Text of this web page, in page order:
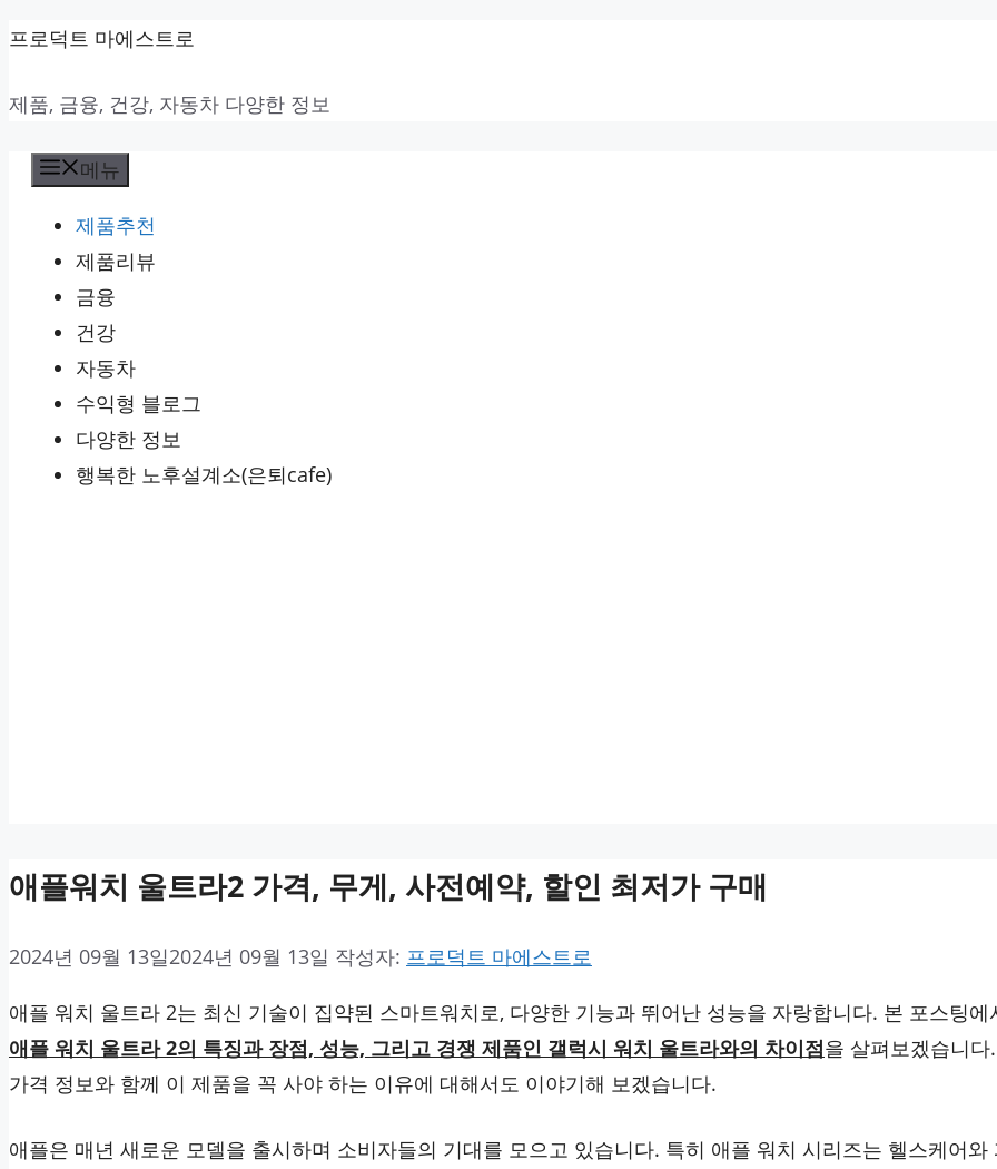
컨
츠
프로덕트 마에스트로
제품, 금융, 건강, 자동차 다양한 정보
메뉴
제품추천
제품리뷰
금융
건강
자동차
수익형 블로그
다양한 정보
행복한 노후설계소(은퇴cafe)
애플워치 울트라2 가격, 무게, 사전예약, 할인 최저가 구매
2024년 09월 13일2024년 09월 13일 작성자: 프로덕트 마에스트로
애플 워치 울트라 2는 최신 기술이 집약된 스마트워치로, 다양한 기능과 뛰어난 성능을 자랑합니다. 본 포스팅에
애플 워치 울트라 2의 특징과 장점, 성능, 그리고 경쟁 제품인 갤럭시 워치 울트라와의 차이점을 살펴보겠습니다
가격 정보와 함께 이 제품을 꼭 사야 하는 이유에 대해서도 이야기해 보겠습니다.
애플은 매년 새로운 모델을 출시하며 소비자들의 기대를 모으고 있습니다. 특히 애플 워치 시리즈는 헬스케어와